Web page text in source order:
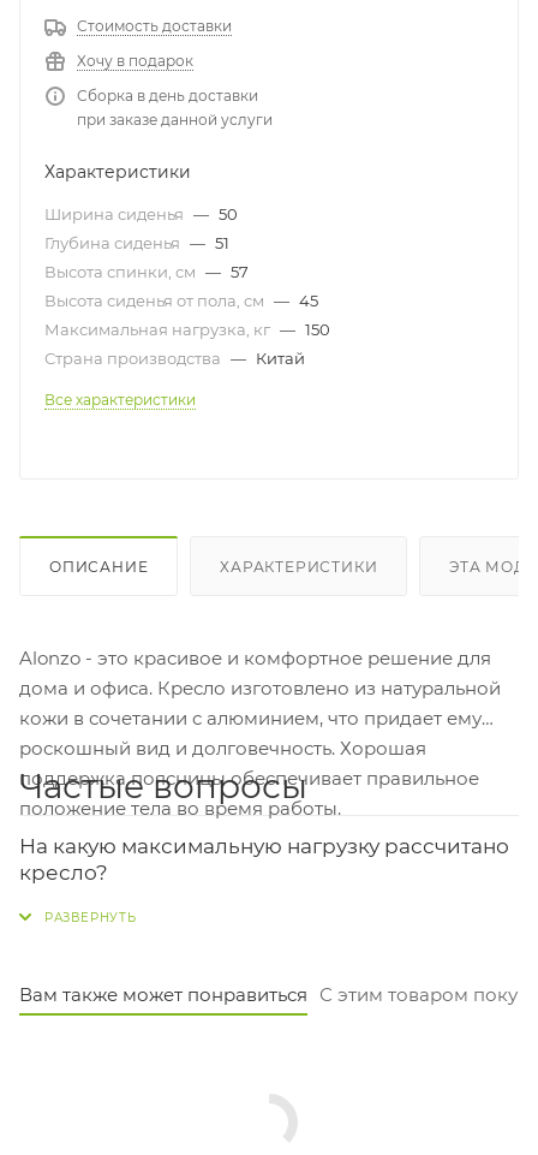
Стоимость доставки
Хочу в подарок
Сборка в день доставки
при заказе данной услуги
Характеристики
Ширина сиденья — 50
Глубина сиденья — 51
Высота спинки, см — 57
Высота сиденья от пола, см — 45
Максимальная нагрузка, кг — 150
Страна производства — Китай
Все характеристики
ОПИСАНИЕ ХАРАКТЕРИСТИКИ ЭТА
Alonzo - это красивое и комфортное решение для
дома и офиса. Кресло изготовлено из натуральной
кожи в сочетании с алюминием, что придает ему
роскошный вид и долговечность. Хорошая
поддержка поясницы обеспечивает правильное
положение тела во время работы.
Частые вопросы
На какую максимальную нагрузку рассчитано
кресло?
Кресло Alonzo-CF C1711 выдерживает вес до 150 кг.
пользователей.
Сиденье довольно просторное: ширина 50 см и
глубина 51 см. Высота спинки составляет 57 см, что
Вам также может понравиться С этим товаром